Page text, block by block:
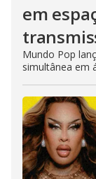
em
Mundo Pop
simultânea em